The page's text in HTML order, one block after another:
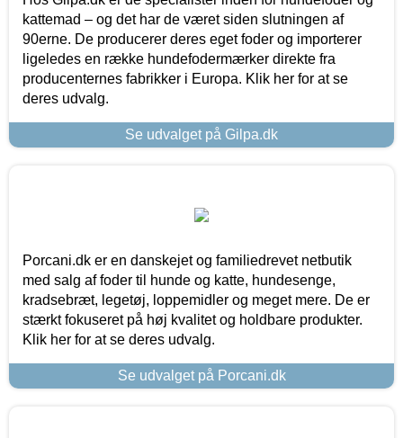
kattemad – og det har de været siden slutningen af
90erne. De producerer deres eget foder og importerer
ligeledes en række hundefodermærker direkte fra
producenternes fabrikker i Europa. Klik her for at se
deres udvalg.
Se udvalget på Gilpa.dk
Porcani.dk er en danskejet og familiedrevet netbutik
med salg af foder til hunde og katte, hundesenge,
kradsebræt, legetøj, loppemidler og meget mere. De er
stærkt fokuseret på høj kvalitet og holdbare produkter.
Klik her for at se deres udvalg.
Se udvalget på Porcani.dk